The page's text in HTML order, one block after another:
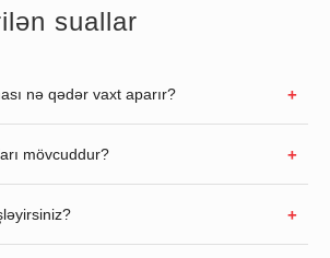
suallar
nə qədər vaxt aparır?
mövcuddur?